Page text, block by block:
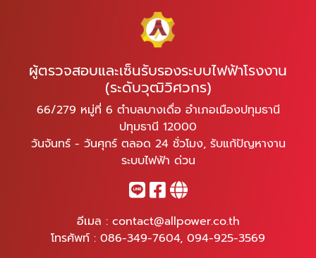
ผู้ตรวจสอบและเซ็นรับรองระบบไฟฟ้าโรงงาน
(ระดับวุฒิวิศวกร)
66/279 หมู่ที่ 6 ตำบลบางเดื่อ อำเภอเมืองปทุมธานี
ปทุมธานี 12000
วันจันทร์ - วันศุกร์ ตลอด 24 ชั่วโมง, รับแก้ปัญหางาน
ระบบไฟฟ้า ด่วน
อีเมล : contact@allpower.co.th
โทรศัพท์ : 086-349-7604, 094-925-3569